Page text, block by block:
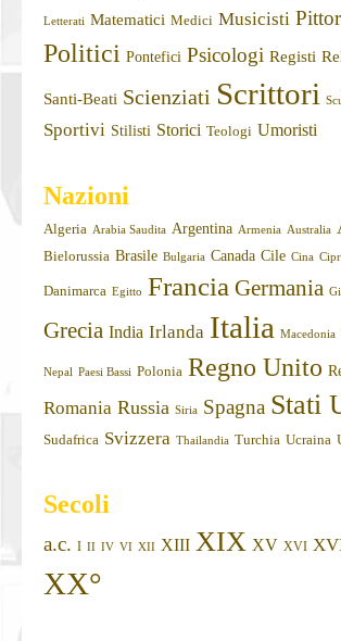
Letterati Matematici Medici Musicisti
Politici Pontefici Psicologi Registi
Santi-Beati Scienziati Scrittori
Sportivi Stilisti Storici Teologi Umoristi
Nazioni
Algeria Arabia Saudita Argentina Armenia Australia
Bielorussia Brasile Bulgaria Canada Cile Cina
Danimarca Egitto Francia Germania
Grecia India Irlanda Italia Macedonia
Nepal Paesi Bassi Polonia Regno Unito
Romania Russia Siria Spagna Stati
Sudafrica Svizzera Thailandia Turchia Ucraina
Secoli
a.c. I II IV VI XII XIII XIX XV XVI
XX°